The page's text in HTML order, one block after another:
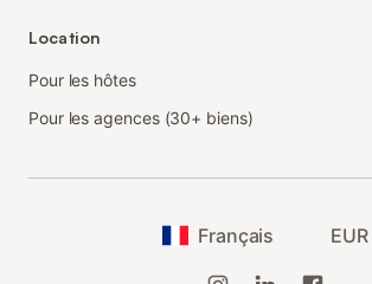
Location
Pour les hôtes
Pour les agences (30+ biens)
Français EUR